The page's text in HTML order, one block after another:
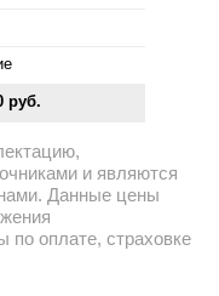
руб.
и являются
Данные цены
по оплате, страховке